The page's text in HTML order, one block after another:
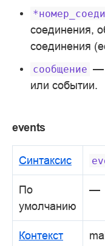
соединения,
соединения
сообщение —
или событии.
events
Синтаксис
По
умолчанию
—
Контекст